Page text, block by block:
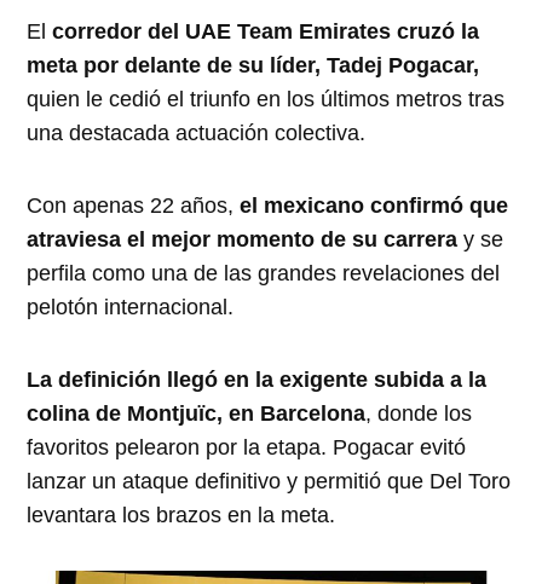
Elcorredor del UAE Team Emirates cruzó la
meta por delante de su líder, Tadej Pogacar,
quien le cedió el triunfo en los últimos metros tras
una destacada actuación colectiva.
Con apenas 22 años,el mexicano confirmó que
atraviesa el mejor momento de su carreray se
perfila como una de las grandes revelaciones del
pelotón internacional.
La definición llegó en la exigente subida a la
colina de Montjuïc, en Barcelona, donde los
favoritos pelearon por la etapa. Pogacar evitó
lanzar un ataque definitivo y permitió que Del Toro
levantara los brazos en la meta.